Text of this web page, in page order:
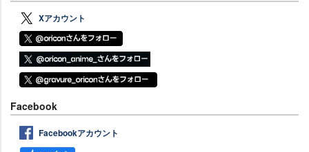
Xアカウント
Facebook
Facebookアカウント